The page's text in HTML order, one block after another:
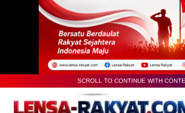
SCROLL TO CONTINUE WITH